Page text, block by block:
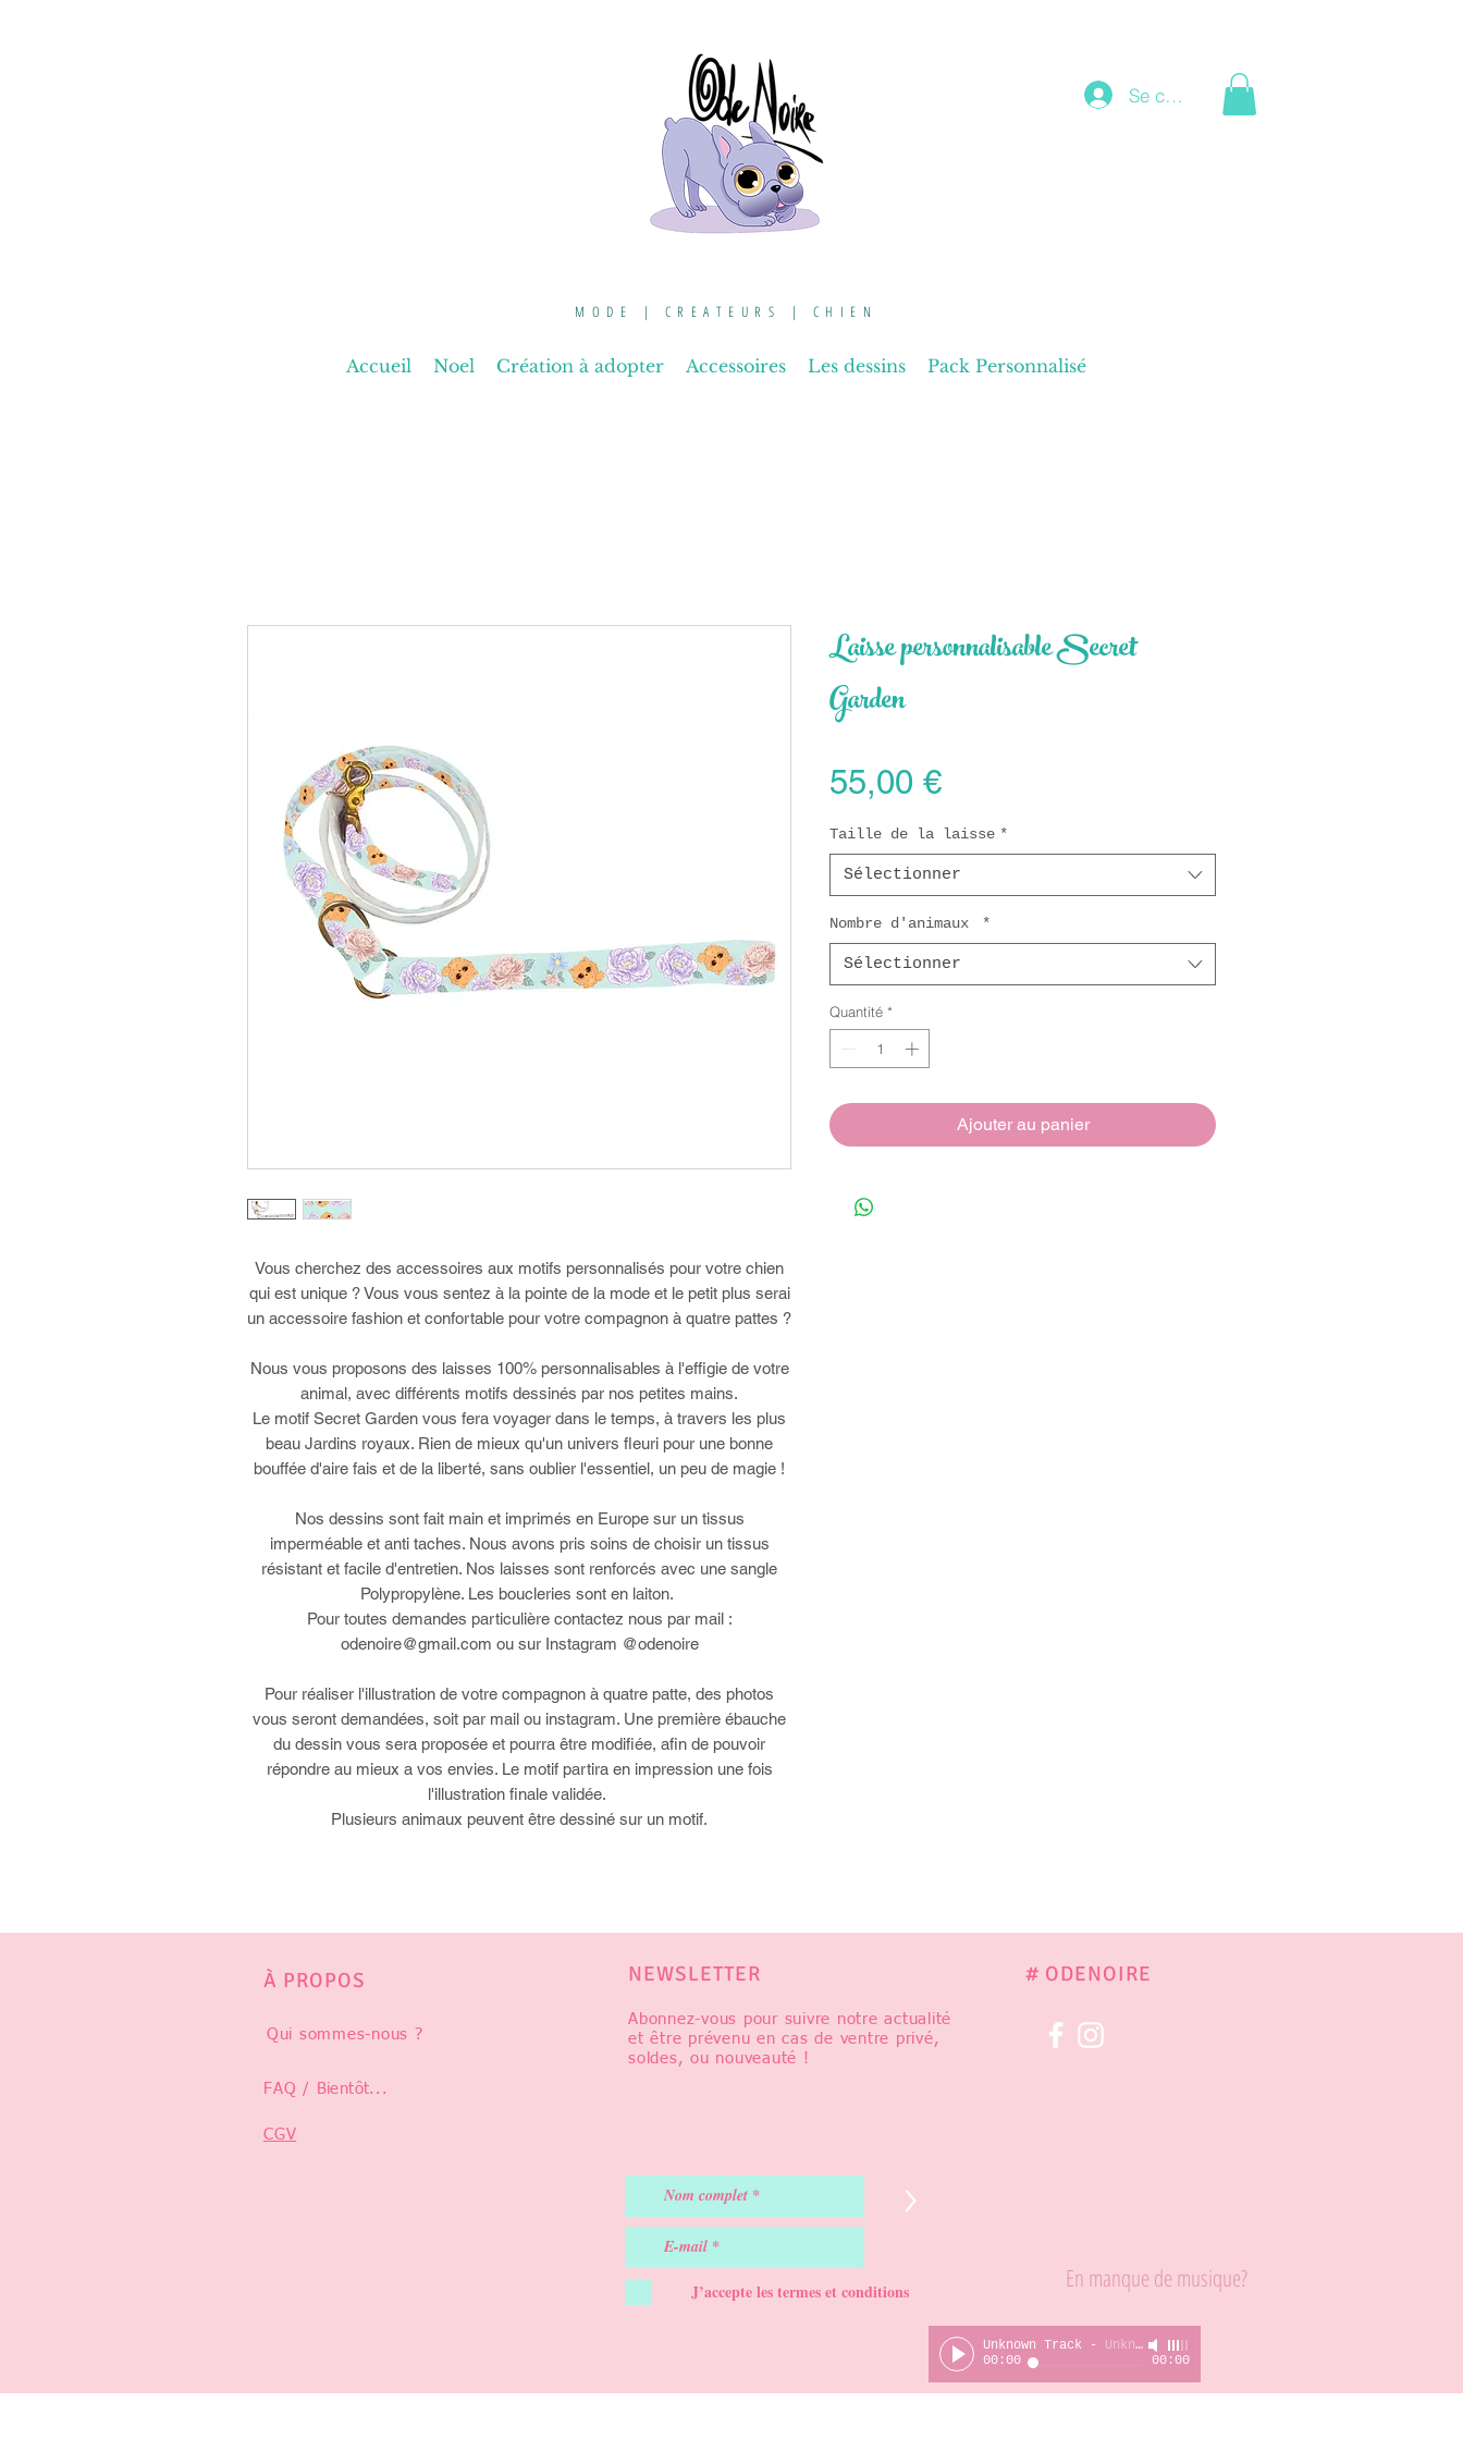
Se connecter
MODE | CREATEURS | CHIEN
Accueil Noel Création à adopter Accessoires Les dessins Pack Personnalisé
Vous cherchez des accessoires aux motifs personnalisés pour votre chien
qui est unique ? Vous vous sentez à la pointe de la mode et le petit plus serai
un accessoire fashion et confortable pour votre compagnon à quatre pattes ?
Nous vous proposons des laisses 100% personnalisables à l'effigie de votre
animal, avec différents motifs dessinés par nos petites mains.
Le motif Secret Garden vous fera voyager dans le temps, à travers les plus
beau Jardins royaux. Rien de mieux qu'un univers fleuri pour une bonne
bouffée d'aire fais et de la liberté, sans oublier l'essentiel, un peu de magie !
Nos dessins sont fait main et imprimés en Europe sur un tissus
imperméable et anti taches. Nous avons pris soins de choisir un tissus
résistant et facile d'entretien. Nos laisses sont renforcés avec une sangle
Polypropylène. Les boucleries sont en laiton.
Pour toutes demandes particulière contactez nous par mail :
odenoire@gmail.com ou sur Instagram @odenoire
Pour réaliser l'illustration de votre compagnon à quatre patte, des photos
vous seront demandées, soit par mail ou instagram. Une première ébauche
du dessin vous sera proposée et pourra être modifiée, afin de pouvoir
répondre au mieux a vos envies. Le motif partira en impression une fois
l'illustration finale validée.
Plusieurs animaux peuvent être dessiné sur un motif.
Laisse personnalisable Secret
Garden
55,00 €Prix
Taille de la laisse *
Sélectionner
Nombre d'animaux *
Sélectionner
Quantité *
Ajouter au panier
À PROPOS
Qui sommes-nous ?
FAQ / Bientôt...
NEWSLETTER
Abonnez-vous pour suivre notre actualité
et être prévenu en cas de ventre privé,
soldes, ou nouveauté !
# ODENOIRE
CGV
>
J’accepte les termes et conditions
Unknown Track - Unknown Artist
00:00
00:00
En manque de musique?